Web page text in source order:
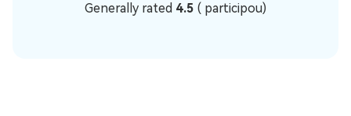
Generally rated 4.5 ( participou)